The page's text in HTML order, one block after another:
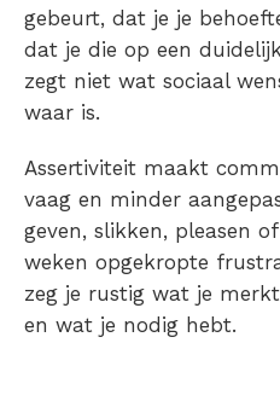
gebeurt, dat je je
dat je die op een
zegt niet wat sociaal
waar is.
Assertiviteit maakt
vaag en minder
geven, slikken, pleasen
weken opgekropte
zeg je rustig wat je
en wat je nodig hebt.